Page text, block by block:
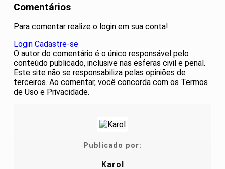
Comentários
Para comentar realize o login em sua conta!
Login Cadastre-se
O autor do comentário é o único responsável pelo
conteúdo publicado, inclusive nas esferas civil e penal.
Este site não se responsabiliza pelas opiniões de
terceiros. Ao comentar, você concorda com os Termos
de Uso e Privacidade.
Publicado por:
Karol